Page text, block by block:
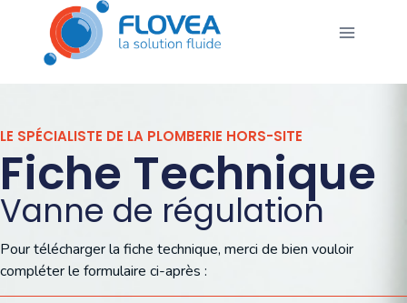
LE SPÉCIALISTE DE LA PLOMBERIE HORS-SITE
Fiche Technique
Vanne de régulation
Pour télécharger la fiche technique, merci de bien vouloir
compléter le formulaire ci-après :